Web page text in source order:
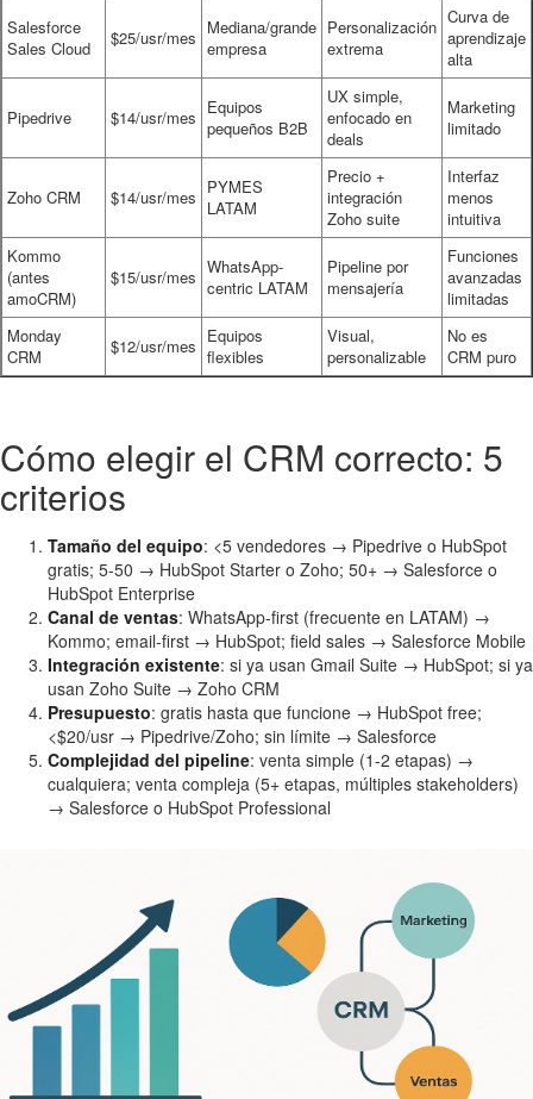
Salesforce
Sales Cloud
$25/usr/mes Mediana/grande
empresa
Personalización
extrema
Curva de
aprendizaje
alta
Pipedrive $14/usr/mes Equipos
pequeños B2B
UX simple,
enfocado en
deals
Marketing
limitado
Zoho CRM $14/usr/mes PYMES
LATAM
Precio +
integración
Zoho suite
Interfaz
menos
intuitiva
Kommo
(antes
amoCRM)
$15/usr/mes WhatsApp-
centric LATAM
Pipeline por
mensajería
Funciones
avanzadas
limitadas
Monday
CRM
$12/usr/mes Equipos
flexibles
Visual,
personalizable
No es
CRM puro
Cómo elegir el CRM correcto: 5
criterios
Tamaño del equipo: <5 vendedores → Pipedrive o HubSpot
gratis; 5-50 → HubSpot Starter o Zoho; 50+ → Salesforce o
HubSpot Enterprise
Canal de ventas: WhatsApp-first (frecuente en LATAM) →
Kommo; email-first → HubSpot; field sales → Salesforce Mobile
Integración existente: si ya usan Gmail Suite → HubSpot; si ya
usan Zoho Suite → Zoho CRM
Presupuesto: gratis hasta que funcione → HubSpot free;
<$20/usr → Pipedrive/Zoho; sin límite → Salesforce
Complejidad del pipeline: venta simple (1-2 etapas) →
cualquiera; venta compleja (5+ etapas, múltiples stakeholders)
→ Salesforce o HubSpot Professional